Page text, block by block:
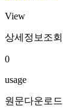
View
상세정보조회
0
usage
원문다운로드